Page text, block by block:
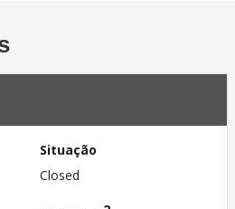
Situação
Closed